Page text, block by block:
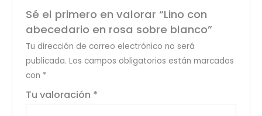
Sé el primero en valorar “Lino con
abecedario en rosa sobre blanco”
Tu dirección de correo electrónico no será
publicada. Los campos obligatorios están marcados
con *
Tu valoración *